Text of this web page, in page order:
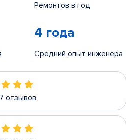
Ремонтов в год
4 года
Средний опыт инженера
отзывов